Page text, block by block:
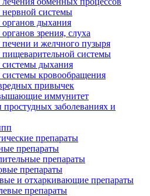
системы
дыхания
зрения, слуха
и желчного пузыря
системы
дыхания
кровообращения
привычек
иммунитет
заболеваниях и
препараты
препараты
препараты
препараты
и отхаркивающие препараты
препараты